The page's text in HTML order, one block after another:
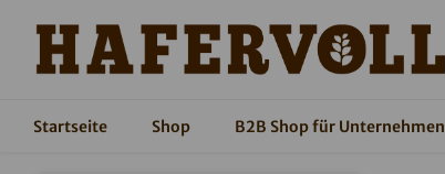
Startseite Shop B2B Shop für Unternehmen